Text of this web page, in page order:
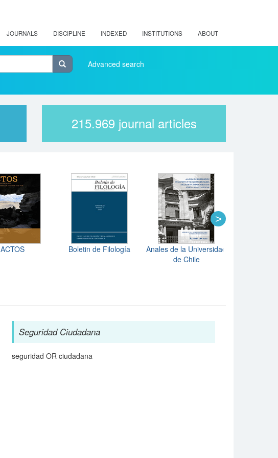
JOURNALS DISCIPLINE INDEXED INSTITUTIONS ABOUT
Advanced search
215.969 journal articles
ACTOS Boletin de Filología
Anales de la Universidad
de Chile
>
Seguridad Ciudadana
seguridad OR ciudadana